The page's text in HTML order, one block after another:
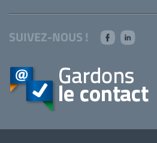
SUIVEZ-NOUS !